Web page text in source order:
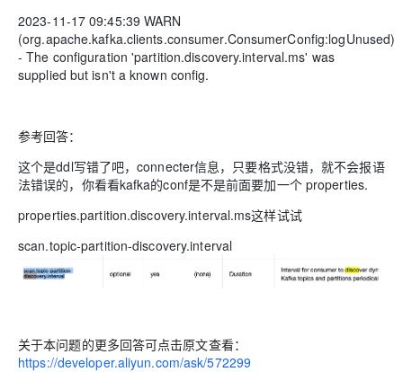
2023-11-17 09:45:39 WARN
(org.apache.kafka.clients.consumer.ConsumerConfig:logUnused)
- The configuration 'partition.discovery.interval.ms' was
supplied but isn't a known config.
参考回答：
这个是ddl写错了吧，connecter信息，只要格式没错，就不会报语
法错误的，你看看kafka的conf是不是前面要加一个 properties.
properties.partition.discovery.interval.ms这样试试
scan.topic-partition-discovery.interval
关于本问题的更多回答可点击原文查看：
https://developer.aliyun.com/ask/572299